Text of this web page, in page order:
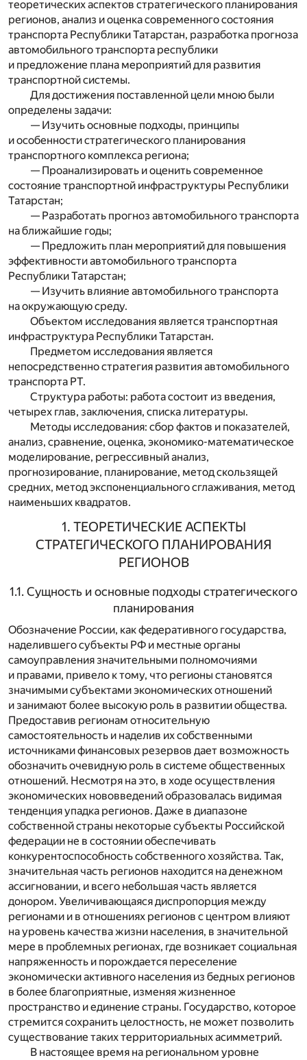
теоретических аспектов стратегического планирования
регионов, анализ и оценка современного состояния
транспорта Республики Татарстан, разработка прогноза
автомобильного транспорта республики
и предложение плана мероприятий для развития
транспортной системы.
Для достижения поставленной цели мною были
определены задачи:
— Изучить основные подходы, принципы
и особенности стратегического планирования
транспортного комплекса региона;
— Проанализировать и оценить современное
состояние транспортной инфраструктуры Республики
Татарстан;
— Разработать прогноз автомобильного транспорта
на ближайшие годы;
— Предложить план мероприятий для повышения
эффективности автомобильного транспорта
Республики Татарстан;
— Изучить влияние автомобильного транспорта
на окружающую среду.
Объектом исследования является транспортная
инфраструктура Республики Татарстан.
Предметом исследования является
непосредственно стратегия развития автомобильного
транспорта РТ.
Структура работы: работа состоит из введения,
четырех глав, заключения, списка литературы.
Методы исследования: сбор фактов и показателей,
анализ, сравнение, оценка, экономико-математическое
моделирование, регрессивный анализ,
прогнозирование, планирование, метод скользящей
средних, метод экспоненциального сглаживания, метод
наименьших квадратов.
1. ТЕОРЕТИЧЕСКИЕ АСПЕКТЫ
СТРАТЕГИЧЕСКОГО ПЛАНИРОВАНИЯ
РЕГИОНОВ
1.1. Сущность и основные подходы стратегического
планирования
Обозначение России, как федеративного государства,
наделившего субъекты РФ и местные органы
самоуправления значительными полномочиями
и правами, привело к тому, что регионы становятся
значимыми субъектами экономических отношений
и занимают более высокую роль в развитии общества.
Предоставив регионам относительную
самостоятельность и наделив их собственными
источниками финансовых резервов дает возможность
обозначить очевидную роль в системе общественных
отношений. Несмотря на это, в ходе осуществления
экономических нововведений образовалась видимая
тенденция упадка регионов. Даже в диапазоне
собственной страны некоторые субъекты Российской
федерации не в состоянии обеспечивать
конкурентоспособность собственного хозяйства. Так,
значительная часть регионов находится на денежном
ассигновании, и всего небольшая часть является
донором. Увеличивающаяся диспропорция между
регионами и в отношениях регионов с центром влияют
на уровень качества жизни населения, в значительной
мере в проблемных регионах, где возникает социальная
напряженность и порождается переселение
экономически активного населения из бедных регионов
в более благоприятные, изменяя жизненное
пространство и единение страны. Государство, которое
стремится сохранить целостность, не может позволить
существование таких территориальных асимметрий.
В настоящее время на региональном уровне